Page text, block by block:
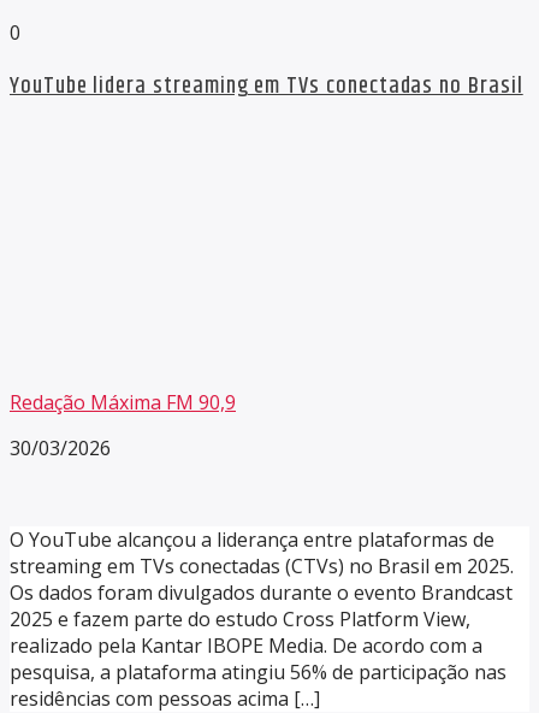
0
YouTube lidera streaming em TVs conectadas no Brasil
Redação Máxima FM 90,9
30/03/2026
O YouTube alcançou a liderança entre plataformas de
streaming em TVs conectadas (CTVs) no Brasil em 2025.
Os dados foram divulgados durante o evento Brandcast
2025 e fazem parte do estudo Cross Platform View,
realizado pela Kantar IBOPE Media. De acordo com a
pesquisa, a plataforma atingiu 56% de participação nas
residências com pessoas acima […]